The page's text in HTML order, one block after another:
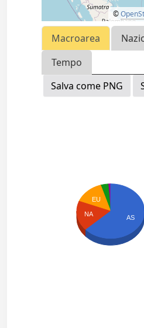
©
Macroarea
Tempo
Salva come PNG
EU
NA AS